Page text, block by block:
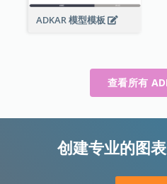
ADKAR 模型模板
查看所有
创建专业的图表